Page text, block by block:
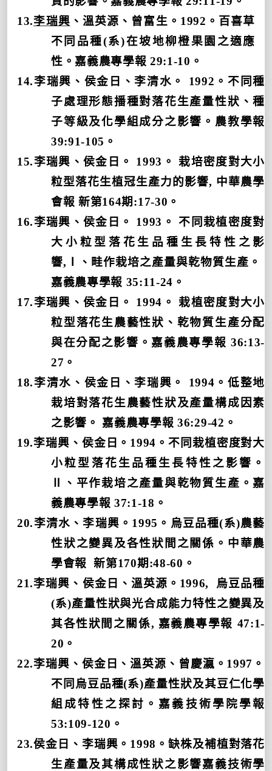
13.李瑞興 、溫英源、曾富生。 1992 。百喜草
不同品種(系)在坡地柳橙果園之適應
性。嘉義農專學報 29:1-10 。
14.李瑞興、侯金日、李清水。 1992 。不同種
子處理形態播種對落花生產量性狀、種
子等級及化學組成分之影響。農教學報
39:91-105 。
15.李瑞興、侯金日。 1993 。 栽培密度對大小
粒型落花生植冠生產力的影響, 中華農學
會報 新第164期 :17-30 。
16.李瑞興、侯金日。 1993 。 不同栽植密度對
大小粒型落花生品種生長特性之影
響, Ⅰ、畦作栽培之產量與乾物質生產。
嘉義農專學報 35:11-24 。
17.李瑞興、侯金日。 1994 。 栽植密度對大小
粒型落花生農藝性狀、乾物質生產分配
與在分配之影響。嘉義農專學報 36:13-
27 。
18.李清水、侯金日、李瑞興。 1994 。低整地
栽培對落花生農藝性狀及產量構成因素
之影響。 嘉義農專學報 36:29-42 。
19.李瑞興、侯金日。 1994 。不同栽植密度對大
小粒型落花生品種生長特性之影響。
Ⅱ、平作栽培之產量與乾物質生產。嘉
義農專學報 37:1-18 。
20.李清水、李瑞興。 1995 。烏豆品種(系)農藝
性狀之變異及各性狀間之關係。中華農
學會報
新第170期 :48-60 。
21.李瑞興、侯金日、溫英源。 1996,
烏豆品種
(系)產量性狀與光合成能力特性之變異及
其各性狀間之關係, 嘉義農專學報 47:1-
20 。
22.李瑞興、侯金日、溫英源、曾慶瀛。 1997 。
不同烏豆品種(系)產量性狀及其豆仁化學
組成特性之探討。嘉義技術學院學報
53:109-120 。
23.侯金日、李瑞興。 1998 。缺株及補植對落花
生產量及其構成性狀之影響嘉義技術學